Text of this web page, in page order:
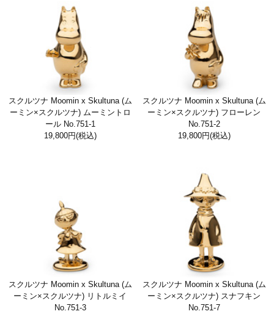
スクルツナ Moomin x Skultuna (ム
ーミン×スクルツナ) ムーミントロ
ール No.751-1
19,800円(税込)
スクルツナ Moomin x Skultuna (ム
ーミン×スクルツナ) フローレン
No.751-2
19,800円(税込)
スクルツナ Moomin x Skultuna (ム
ーミン×スクルツナ) リトルミイ
No.751-3
スクルツナ Moomin x Skultuna (ム
ーミン×スクルツナ) スナフキン
No.751-7